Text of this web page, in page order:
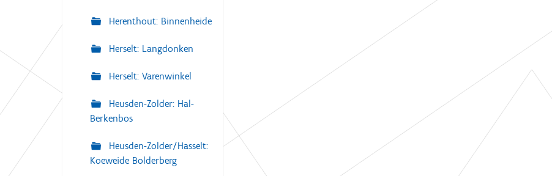
Herenthout: Binnenheide
Herselt: Langdonken
Herselt: Varenwinkel
Heusden-Zolder: Hal-
Berkenbos
Heusden-Zolder/Hasselt:
Koeweide Bolderberg